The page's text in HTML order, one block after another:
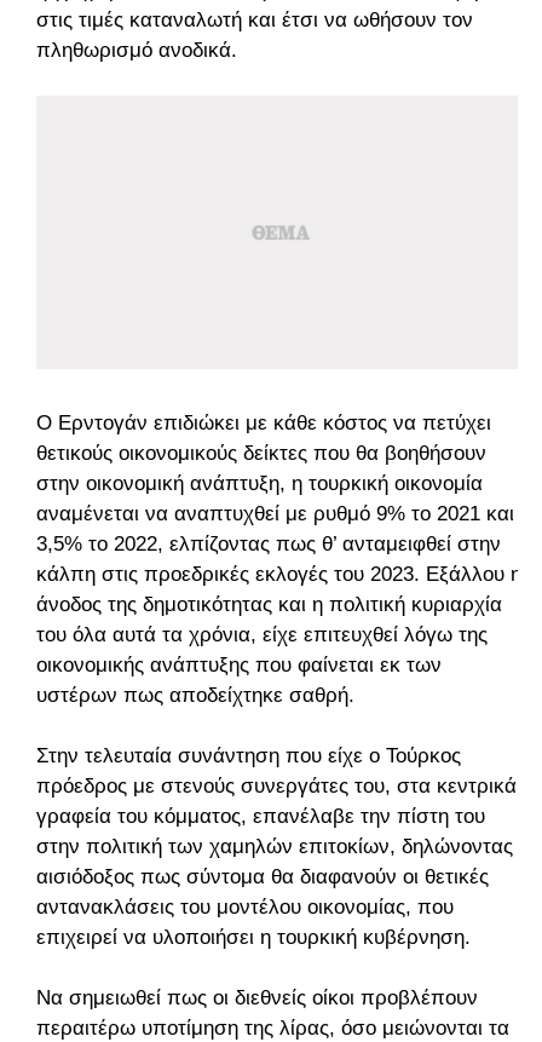
στις τιμές καταναλωτή και έτσι να ωθήσουν τον
πληθωρισμό ανοδικά.
O Ερντογάν επιδιώκει με κάθε κόστος να πετύχει
θετικούς οικονομικούς δείκτες που θα βοηθήσουν
στην οικονομική ανάπτυξη, η τουρκική οικονομία
αναμένεται να αναπτυχθεί με ρυθμό 9% το 2021 και
3,5% το 2022, ελπίζοντας πως θ’ ανταμειφθεί στην
κάλπη στις προεδρικές εκλογές του 2023. Εξάλλου η
άνοδος της δημοτικότητας και η πολιτική κυριαρχία
του όλα αυτά τα χρόνια, είχε επιτευχθεί λόγω της
οικονομικής ανάπτυξης που φαίνεται εκ των
υστέρων πως αποδείχτηκε σαθρή.
Στην τελευταία συνάντηση που είχε ο Τούρκος
πρόεδρος με στενούς συνεργάτες του, στα κεντρικά
γραφεία του κόμματος, επανέλαβε την πίστη του
στην πολιτική των χαμηλών επιτοκίων, δηλώνοντας
αισιόδοξος πως σύντομα θα διαφανούν οι θετικές
αντανακλάσεις του μοντέλου οικονομίας, που
επιχειρεί να υλοποιήσει η τουρκική κυβέρνηση.
Να σημειωθεί πως οι διεθνείς οίκοι προβλέπουν
περαιτέρω υποτίμηση της λίρας, όσο μειώνονται τα